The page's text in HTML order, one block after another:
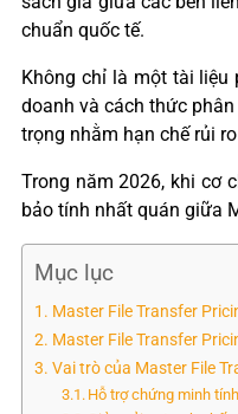
chuẩn quốc tế.
Không chỉ là một tài liệu
doanh và cách thức
trọng nhằm hạn chế rủi
Trong năm 2026, khi cơ
bảo tính nhất quán giữa
Mục lục
Master File Transfer
Master File Transfer
Vai trò của Master File
Hỗ trợ chứng minh